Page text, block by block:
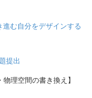
む自分をデザインする
提出
理空間の書き換え】